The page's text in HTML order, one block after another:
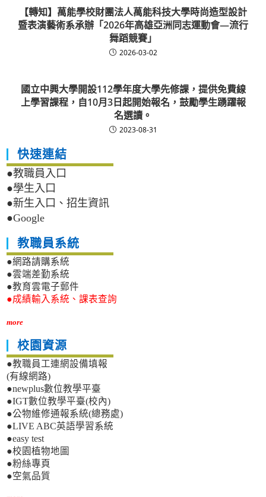
【轉知】萬能學校財團法人萬能科技大學時尚造型設計
暨表演藝術系承辦「2026年高雄亞洲同志運動會—流行
舞蹈競賽」
2026-03-02
國立中興大學開設112學年度大學先修課，提供免費線
上學習課程，自10月3日起開始報名，鼓勵學生踴躍報
名選讀。
2023-08-31
快速連結
●教職員入口
●學生入口
●新生入口、招生資訊
●Google
教職員系統
●網路請購系統
●雲端差勤系統
●教育雲電子郵件
●成績輸入系統、課表查詢
more
校園資源
●教職員工連網設備填報
(有線網路)
●newplus數位教學平臺
●IGT數位教學平臺(校內)
●公物維修通報系統(總務處)
●LIVE ABC英語學習系統
●easy test
●校園植物地圖
●粉絲專頁
●空氣品質